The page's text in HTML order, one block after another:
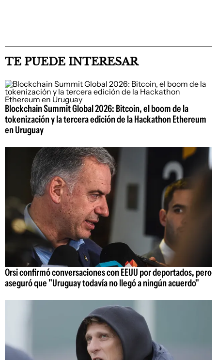
TE PUEDE INTERESAR
Blockchain Summit Global 2026: Bitcoin, el boom de la
tokenización y la tercera edición de la Hackathon Ethereum
en Uruguay
Orsi confirmó conversaciones con EEUU por deportados, pero
aseguró que "Uruguay todavía no llegó a ningún acuerdo"